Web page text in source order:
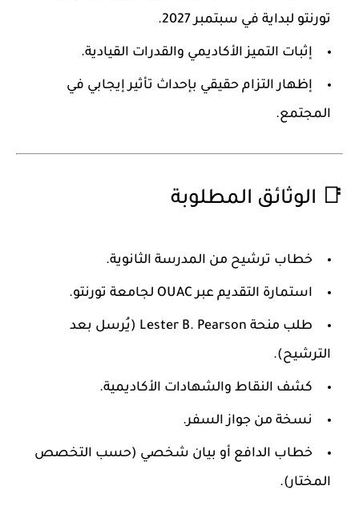
تورنتو لبداية في سبتمبر 2027.
إثبات التميز الأكاديمي والقدرات القيادية.
إظهار التزام حقيقي بإحداث تأثير إيجابي في
المجتمع.
📑 الوثائق المطلوبة
خطاب ترشيح من المدرسة الثانوية.
استمارة التقديم عبر OUAC لجامعة تورنتو.
طلب منحة Lester B. Pearson (يُرسل بعد
الترشيح).
كشف النقاط والشهادات الأكاديمية.
نسخة من جواز السفر.
خطاب الدافع أو بيان شخصي (حسب التخصص
المختار).